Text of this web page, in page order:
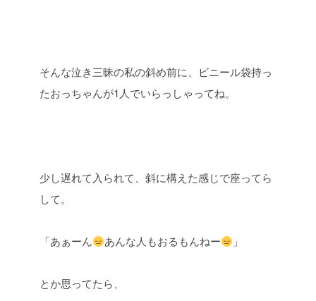
そんな泣き三昧の私の斜め前に、ビニール袋持っ
たおっちゃんが1人でいらっしゃってね。
少し遅れて入られて、斜に構えた感じで座ってら
して。
「あぁーん あんな人もおるもんねー 」
とか思ってたら、